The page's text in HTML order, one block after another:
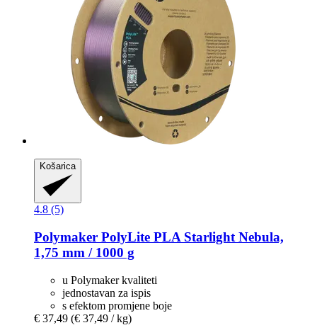
Košarica
4.8 (5)
Polymaker PolyLite PLA Starlight Nebula,
1,75 mm / 1000 g
u Polymaker kvaliteti
jednostavan za ispis
s efektom promjene boje
€ 37,49 (€ 37,49 / kg)